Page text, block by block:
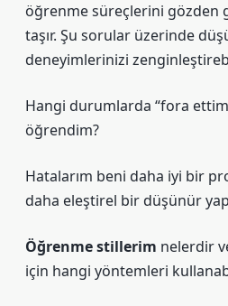
öğrenme süreçlerini gözden
taşır. Şu sorular üzerinde
deneyimlerinizi
Hangi durumlarda “fora
öğrendim?
Hatalarım beni daha iyi bir
daha eleştirel bir düşünür
Öğrenme stillerim nelerdir
için hangi yöntemleri